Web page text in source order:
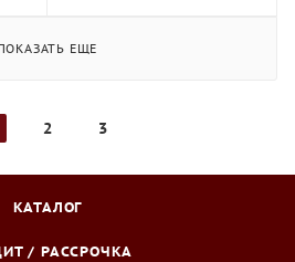
ЕЩЕ
2 3
КАТАЛОГ
/ РАССРОЧКА